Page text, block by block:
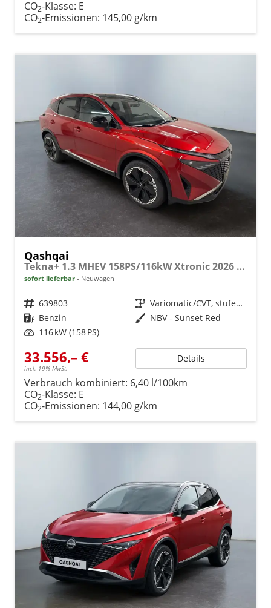
CO2-Klasse: E
CO2-Emissionen: 145,00 g/km
Qashqai
Tekna+ 1.3 MHEV 158PS/116kW Xtronic 2026 +20"ALU+PANO+BOSE+HuD
sofort lieferbar Neuwagen
Fahrzeugnr. 639803 Getriebe
Variomatic/CVT, stufenlos
Kraftstoff Benzin Außenfarbe NBV - Sunset Red
Leistung 116 kW (158 PS)
33.556,– €
incl. 19% MwSt.
Details
Verbrauch kombiniert: 6,40 l/100km
CO2-Klasse: E
CO2-Emissionen: 144,00 g/km